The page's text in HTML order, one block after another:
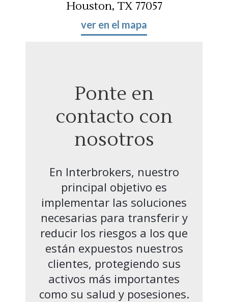
Houston, TX 77057
ver en el mapa
Ponte en
contacto con
nosotros
En Interbrokers, nuestro
principal objetivo es
implementar las soluciones
necesarias para transferir y
reducir los riesgos a los que
están expuestos nuestros
clientes, protegiendo sus
activos más importantes
como su salud y posesiones.